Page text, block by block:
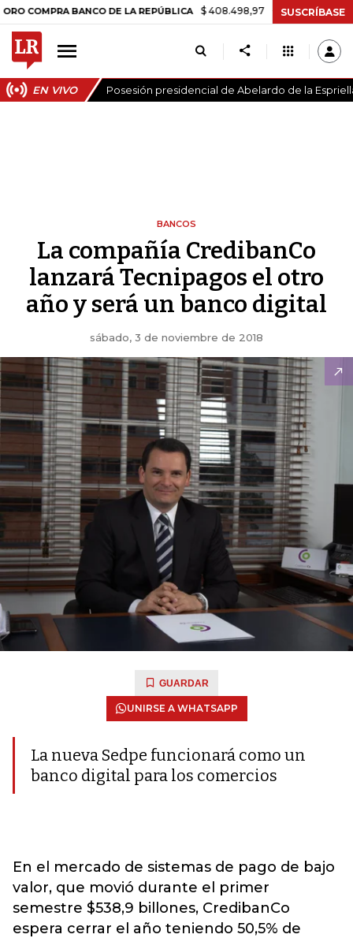
BANCO DE LA REPÚBLICA $ 408.498,97 +$ 8.753,81 +2,19%
SUSCRÍBASE
EN VIVO Posesión presidencial de Abelardo de la
BANCOS
La compañía CredibanCo
lanzará Tecnipagos el otro
año y será un banco digital
sábado, 3 de noviembre de 2018
GUARDAR
UNIRSE A WHATSAPP
La nueva Sedpe funcionará como un
banco digital para los comercios
En el mercado de sistemas de pago de bajo
valor, que movió durante el primer
semestre $538,9 billones, CredibanCo
espera cerrar el año teniendo 50,5% de